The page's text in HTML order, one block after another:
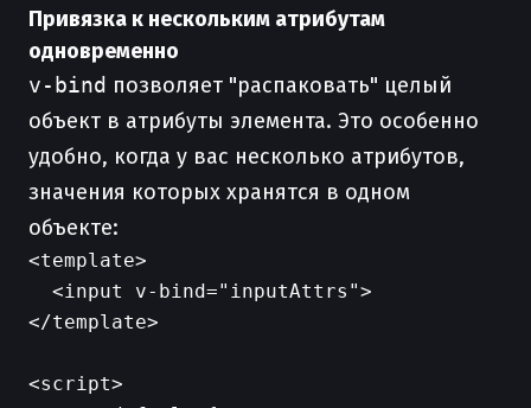
Привязка к нескольким атрибутам
одновременно
v-bind позволяет "распаковать" целый
объект в атрибуты элемента. Это особенно
удобно, когда у вас несколько атрибутов,
значения которых хранятся в одном
объекте:
<template>
  <input v-bind="inputAttrs">
</template>
<script>